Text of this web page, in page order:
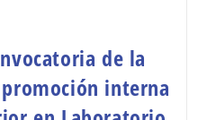
de la
interna